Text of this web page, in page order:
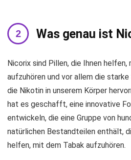
Was genau ist
Nicorix sind Pillen, die Ihnen helfen,
aufzuhören und vor allem die
die Nikotin in unserem Körper
hat es geschafft, eine innovative
entwickeln, die eine Gruppe von
natürlichen Bestandteilen enthält,
helfen, mit dem Tabak aufzuhören.